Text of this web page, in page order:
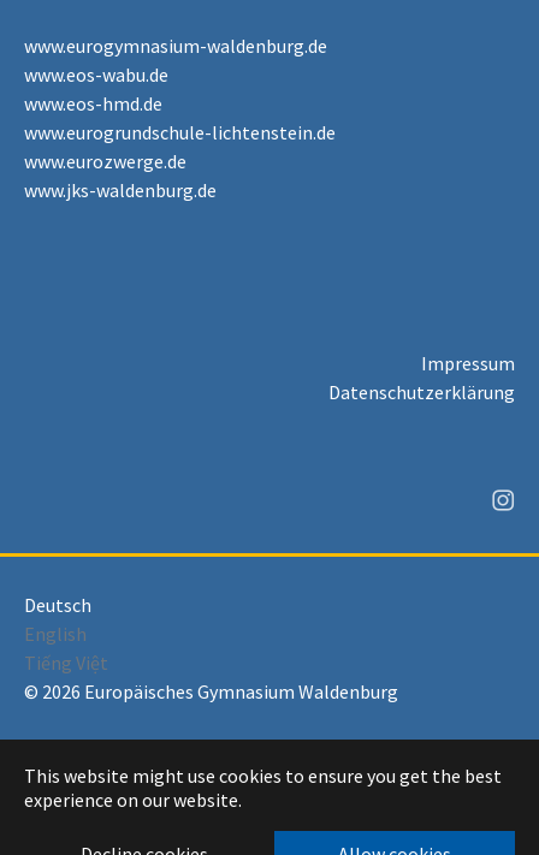
This website might use cookies to ensure you get the best
experience on our website.
www.eurogymnasium-waldenburg.de
www.eos-wabu.de
www.eos-hmd.de
www.eurogrundschule-lichtenstein.de
www.eurozwerge.de
www.jks-waldenburg.de
Impressum
Datenschutzerklärung
Deutsch
English
Tiếng Việt
© 2026 Europäisches Gymnasium Waldenburg